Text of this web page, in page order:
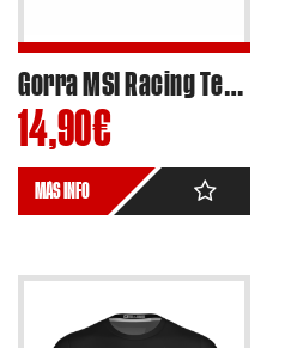
Gorra MSI Racing Team 2025 estilo clásico
14,90€
MÁS INFO